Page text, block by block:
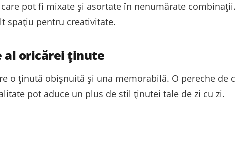
pot fi mixate și asortate în nenumărate
spațiu pentru creativitate.
al oricărei ținute
o ținută obișnuită și una memorabilă. O pereche de
pot aduce un plus de stil ținutei tale de zi cu zi.